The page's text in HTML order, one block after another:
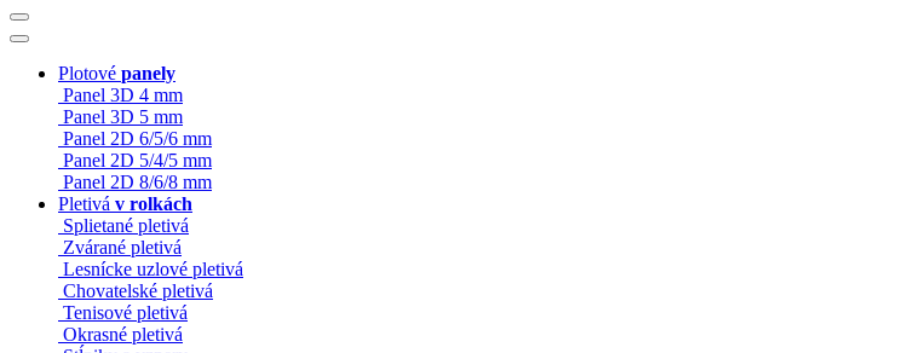
Plotové panely
Panel 3D 4 mm
Panel 3D 5 mm
Panel 2D 6/5/6 mm
Panel 2D 5/4/5 mm
Panel 2D 8/6/8 mm
Pletivá v rolkách
Splietané pletivá
Zvárané pletivá
Lesnícke uzlové pletivá
Chovatelské pletivá
Tenisové pletivá
Okrasné pletivá